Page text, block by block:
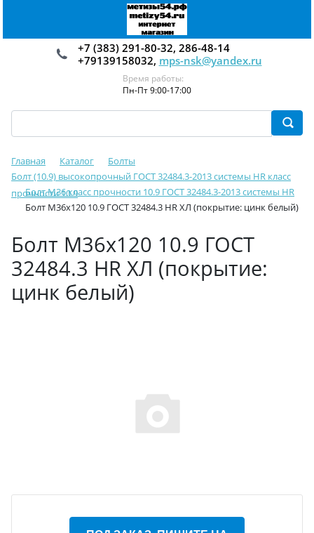
+7 (383) 291-80-32, 286-48-14
+79139158032, mps-nsk@yandex.ru
Время работы:
Пн-Пт 9:00-17:00
Главная Каталог
Болты
Болт (10.9) высокопрочный ГОСТ 32484.3-2013 системы HR класс
прочности 10.9
Болт М36 класс прочности 10.9 ГОСТ 32484.3-2013 системы HR
Болт М36х120 10.9 ГОСТ 32484.3 HR ХЛ (покрытие: цинк белый)
Болт М36х120 10.9 ГОСТ
32484.3 HR ХЛ (покрытие:
цинк белый)